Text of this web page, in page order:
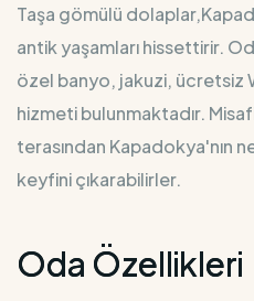
Taşa gömülü
antik yaşamları hissettirir.
özel banyo, jakuzi, ücretsiz
hizmeti bulunmaktadır.
terasından Kapadokya'nın
keyfini çıkarabilirler.
Oda Özellikleri